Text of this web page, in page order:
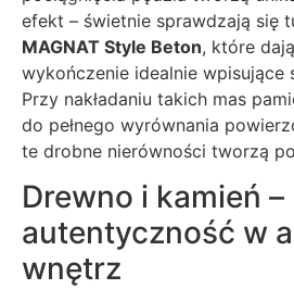
efekt – świetnie sprawdzają się
MAGNAT Style Beton, które
wykończenie idealnie wpisujące
Przy nakładaniu takich mas
do pełnego wyrównania
te drobne nierówności tworzą
Drewno i kamień –
autentyczność w
wnętrz